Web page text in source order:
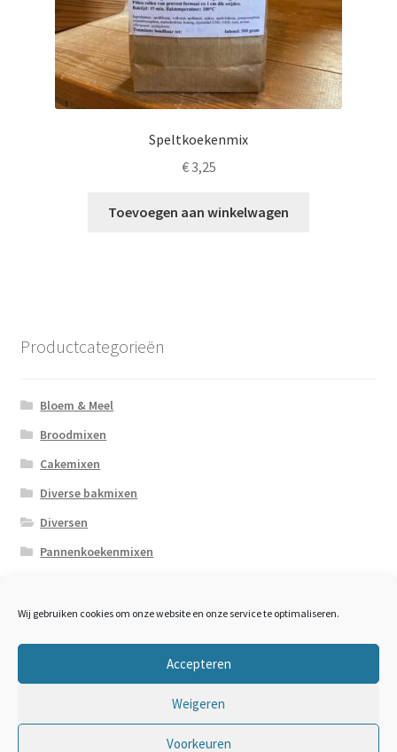
Wij gebruiken cookies om onze website en onze service te optimaliseren.
Accepteren
Weigeren
Voorkeuren
Speltkoekenmix
€3,25
Toevoegen aan winkelwagen
Productcategorieën
Bloem & Meel
Broodmixen
Cakemixen
Diverse bakmixen
Diversen
Pannenkoekenmixen
© De Molen van Hulshorst 2021